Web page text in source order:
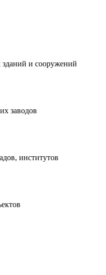
и сооружений
заводов
институтов